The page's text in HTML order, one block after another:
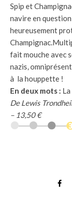
Spip et
navire en
heureusement
fait mouche avec
nazis,
à la houppette !
En deux mots :
De Lewis
– 13,50 €